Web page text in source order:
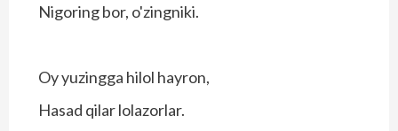
Nigoring bor, o'zingniki.
Oy yuzingga hilol hayron,
Hasad qilar lolazorlar.